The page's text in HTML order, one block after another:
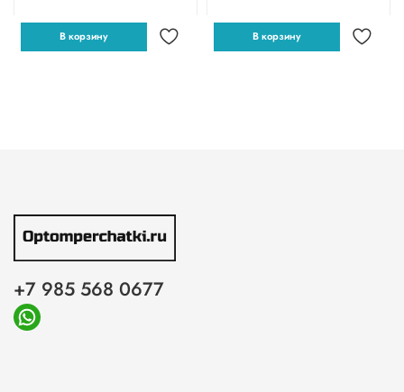
В корзину В корзину
+7 985 568 0677